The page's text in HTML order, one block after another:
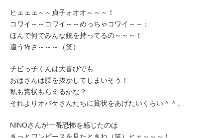
ヒェェェ～～貞子ォオオ～～～！
コワイ～～コワイ～～めっちゃコワイ～～；
ほんで何でみんな銃を持ってるの～～～！
違う怖さ～～～（笑）
チビっ子くんは大喜びでも
おはさんは腰を抜かしてしまいそう！
私も賞状もらえるかな？
それよりオバケさんたちに賞状をあげたいくらい＾＾。
NINOさんが一番恐怖を感じたのは